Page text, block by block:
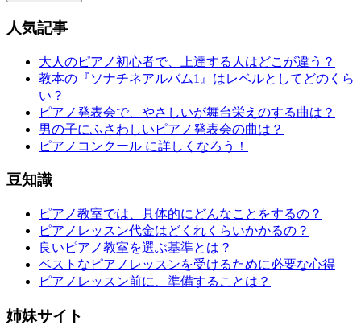
人気記事
大人のピアノ初心者で、上達する人はどこが違う？
教本の『ソナチネアルバム1』はレベルとしてどのくら
い？
ピアノ発表会で、やさしいが舞台栄えのする曲は？
男の子にふさわしいピアノ発表会の曲は？
ピアノコンクール に詳しくなろう！
豆知識
ピアノ教室では、具体的にどんなことをするの？
ピアノレッスン代金はどくれくらいかかるの？
良いピアノ教室を選ぶ基準とは？
ベストなピアノレッスンを受けるために必要な心得
ピアノレッスン前に、準備することは？
姉妹サイト